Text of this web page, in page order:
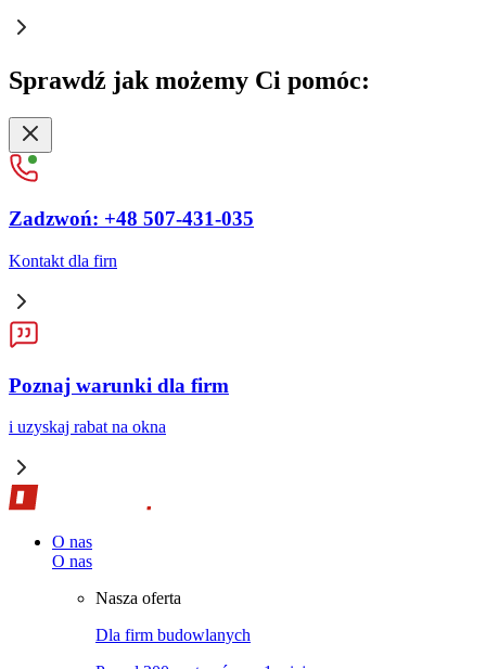
Sprawdź jak możemy Ci pomóc:
Zadzwoń: +48 507-431-035
Kontakt dla firn
Poznaj warunki dla firm
i uzyskaj rabat na okna
O nas
O nas
Nasza oferta
Dla firm budowlanych